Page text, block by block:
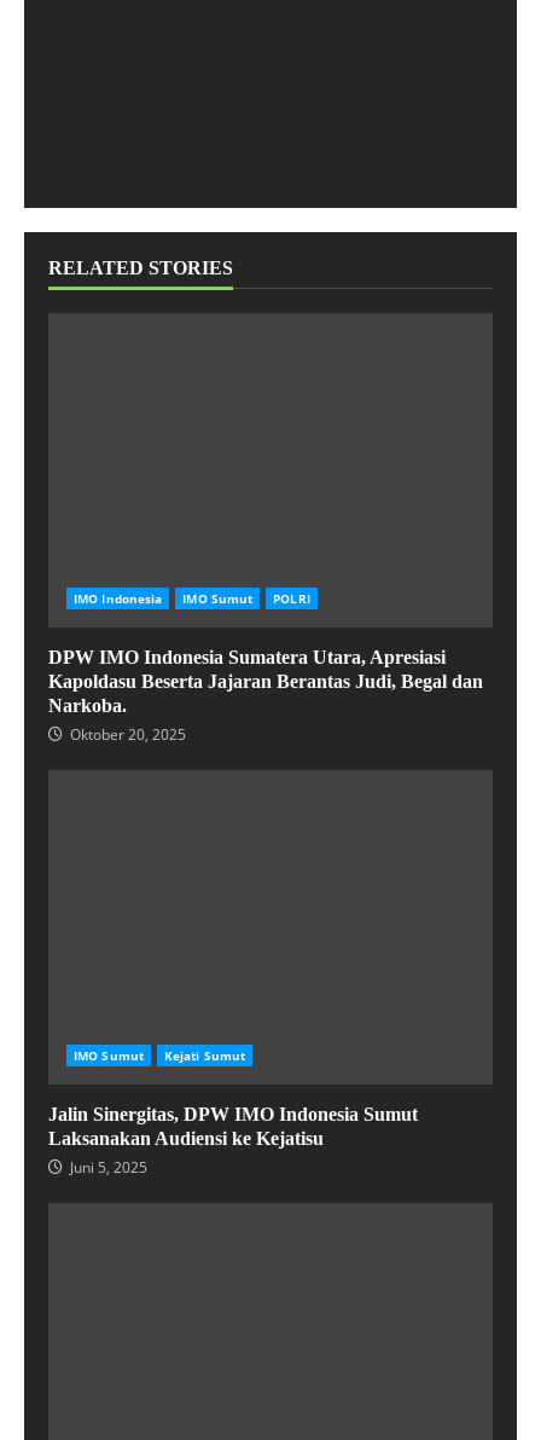
RELATED STORIES
IMO Indonesia IMO Sumut POLRI
DPW IMO Indonesia Sumatera Utara, Apresiasi
Kapoldasu Beserta Jajaran Berantas Judi, Begal dan
Narkoba.
Oktober 20, 2025
IMO Sumut Kejati Sumut
Jalin Sinergitas, DPW IMO Indonesia Sumut
Laksanakan Audiensi ke Kejatisu
Juni 5, 2025